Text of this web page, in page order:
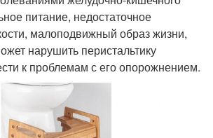
питание, недостаточное
малоподвижный образ жизни,
нарушить перистальтику
к проблемам с его опорожнением.